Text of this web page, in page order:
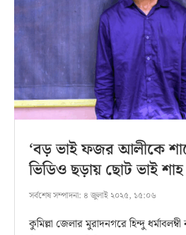
‘বড় ভাই ফজর আলীকে
ভিডিও ছড়ায় ছোট ভাই শাহ
সর্বশেষ সম্পাদনা: ৪ জুলাই ২০২৫, ১৫:০৬
কুমিল্লা জেলার মুরাদনগরে হিন্দু